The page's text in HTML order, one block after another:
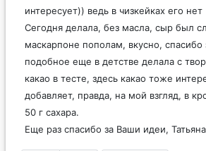
интересует)) ведь в чизкейках его нет
Сегодня делала, без масла, сыр был
маскарпоне пополам, вкусно, спасибо
подобное еще в детстве делала с
какао в тесте, здесь какао тоже
добавляет, правда, на мой взгляд, в
50 г сахара.
Еще раз спасибо за Ваши идеи,